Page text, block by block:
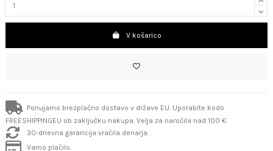
V košarico
Ponujamo brezplačno dostavo v države EU. Uporabite kodo
FREESHIPPINGEU ob zaključku nakupa. Velja za naročila nad 100 €.
30-dnevna garancija vračila denarja.
Varno plačilo.